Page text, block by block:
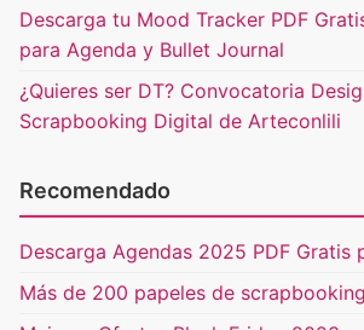
Descarga tu Mood Tracker PDF
para Agenda y Bullet Journal
¿Quieres ser DT? Convocatoria
Scrapbooking Digital de Arteconlili
Recomendado
Descarga Agendas 2025 PDF Gratis
Más de 200 papeles de